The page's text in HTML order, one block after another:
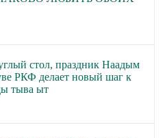
стол, праздник Наадым
РКФ делает новый шаг к
тыва ыт